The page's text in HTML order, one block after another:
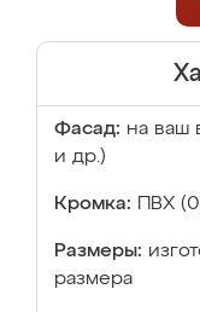
Фасад: на ваш
и др.)
Кромка: ПВХ
Размеры:
размера